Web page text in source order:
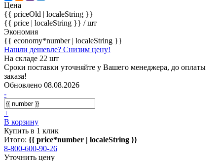
Цена
{{ priceOld | localeString }}
{{ price | localeString }} / шт
Экономия
{{ economy*number | localeString }}
Нашли дешевле? Снизим цену!
На складе 22 шт
Сроки поставки уточняйте у Вашего менеджера, до оплаты
заказа!
Обновлено 08.08.2026
-
+
В корзину
Купить в 1 клик
Итого: {{ price*number | localeString }}
8-800-600-90-26
Уточнить цену